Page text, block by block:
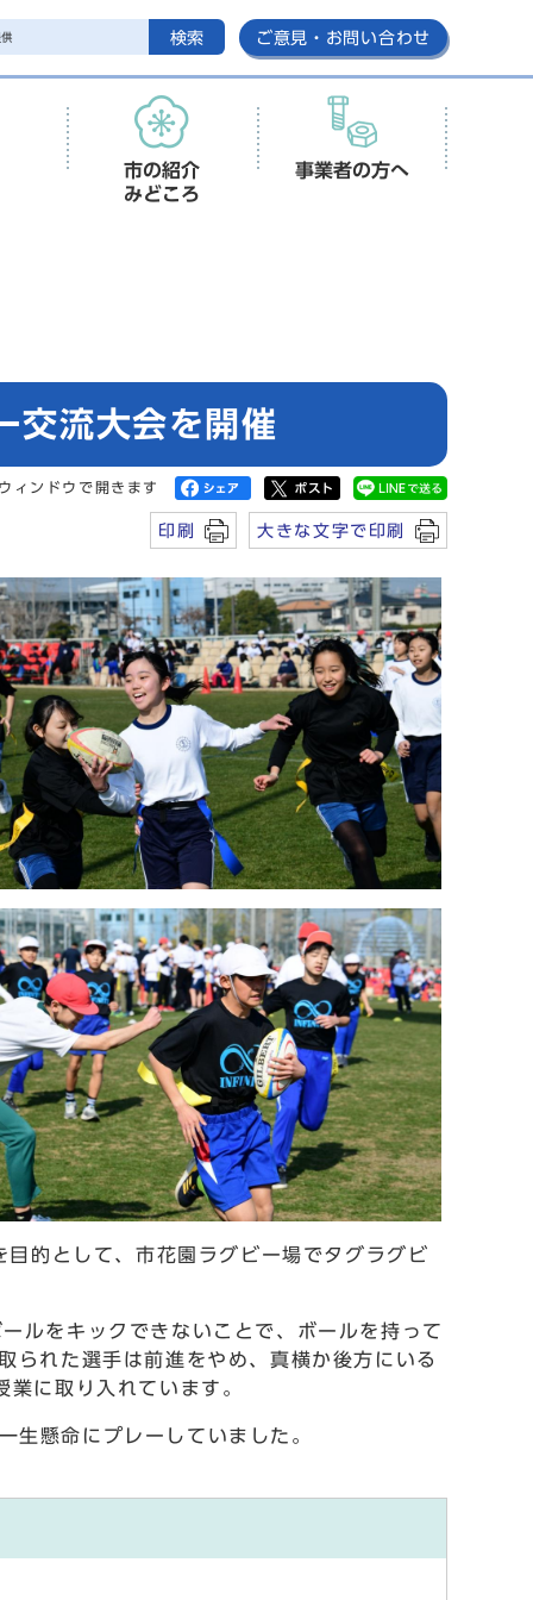
検索 ご意見・お問い合わせ
市の紹介
みどころ
事業者の方へ
流大会を開催
ィンドウで開きます
印刷 大きな文字で印刷
的として、市花園ラグビー場でタグラグビ
ルをキックできないことで、ボールを持って
られた選手は前進をやめ、真横か後方にいる
に取り入れています。
懸命にプレーしていました。